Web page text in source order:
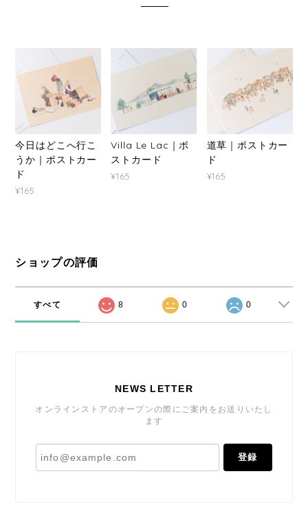
今日はどこへ行こ
うか｜ポストカー
ド
¥165
Villa Le Lac｜ポ
ストカード
¥165
道草｜ポストカー
ド
¥165
ショップの評価
すべて 8 0 0
NEWS LETTER
オンラインストアのオープンの際にご案内をお送りいたし
ます
登録